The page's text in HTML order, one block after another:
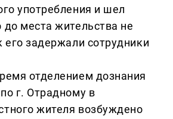
употребления и шел
места жительства не
его задержали сотрудники
отделением дознания
г. Отрадному в
жителя возбуждено